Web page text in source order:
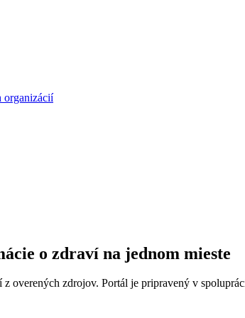
organizácií
o zdraví na jednom mieste
overených zdrojov. Portál je pripravený v